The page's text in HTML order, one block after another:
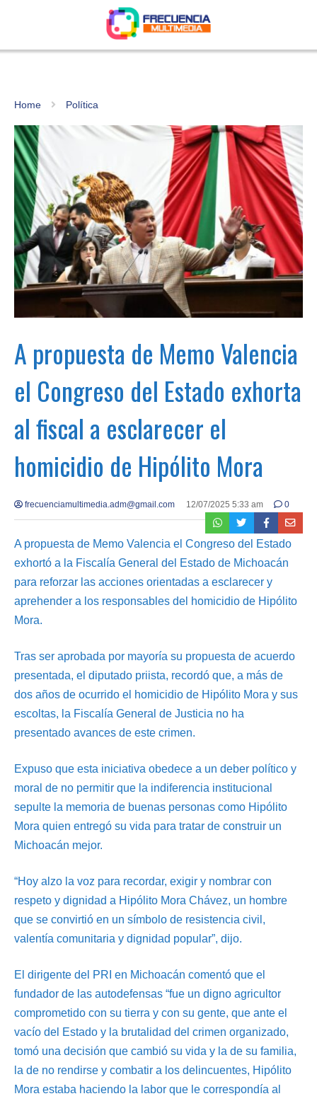
Home Política
A propuesta de Memo Valencia
el Congreso del Estado exhorta
al fiscal a esclarecer el
homicidio de Hipólito Mora
frecuenciamultimedia.adm@gmail.com 12/07/2025 5:33 am 0
A propuesta de Memo Valencia el Congreso del Estado
exhortó a la Fiscalía General del Estado de Michoacán
para reforzar las acciones orientadas a esclarecer y
aprehender a los responsables del homicidio de Hipólito
Mora.
Tras ser aprobada por mayoría su propuesta de acuerdo
presentada, el diputado priista, recordó que, a más de
dos años de ocurrido el homicidio de Hipólito Mora y sus
escoltas, la Fiscalía General de Justicia no ha
presentado avances de este crimen.
Expuso que esta iniciativa obedece a un deber político y
moral de no permitir que la indiferencia institucional
sepulte la memoria de buenas personas como Hipólito
Mora quien entregó su vida para tratar de construir un
Michoacán mejor.
“Hoy alzo la voz para recordar, exigir y nombrar con
respeto y dignidad a Hipólito Mora Chávez, un hombre
que se convirtió en un símbolo de resistencia civil,
valentía comunitaria y dignidad popular”, dijo.
El dirigente del PRI en Michoacán comentó que el
fundador de las autodefensas “fue un digno agricultor
comprometido con su tierra y con su gente, que ante el
vacío del Estado y la brutalidad del crimen organizado,
tomó una decisión que cambió su vida y la de su familia,
la de no rendirse y combatir a los delincuentes, Hipólito
Mora estaba haciendo la labor que le correspondía al